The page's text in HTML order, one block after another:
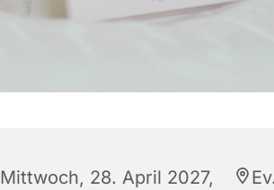
Mittwoch, 28. April 2027,